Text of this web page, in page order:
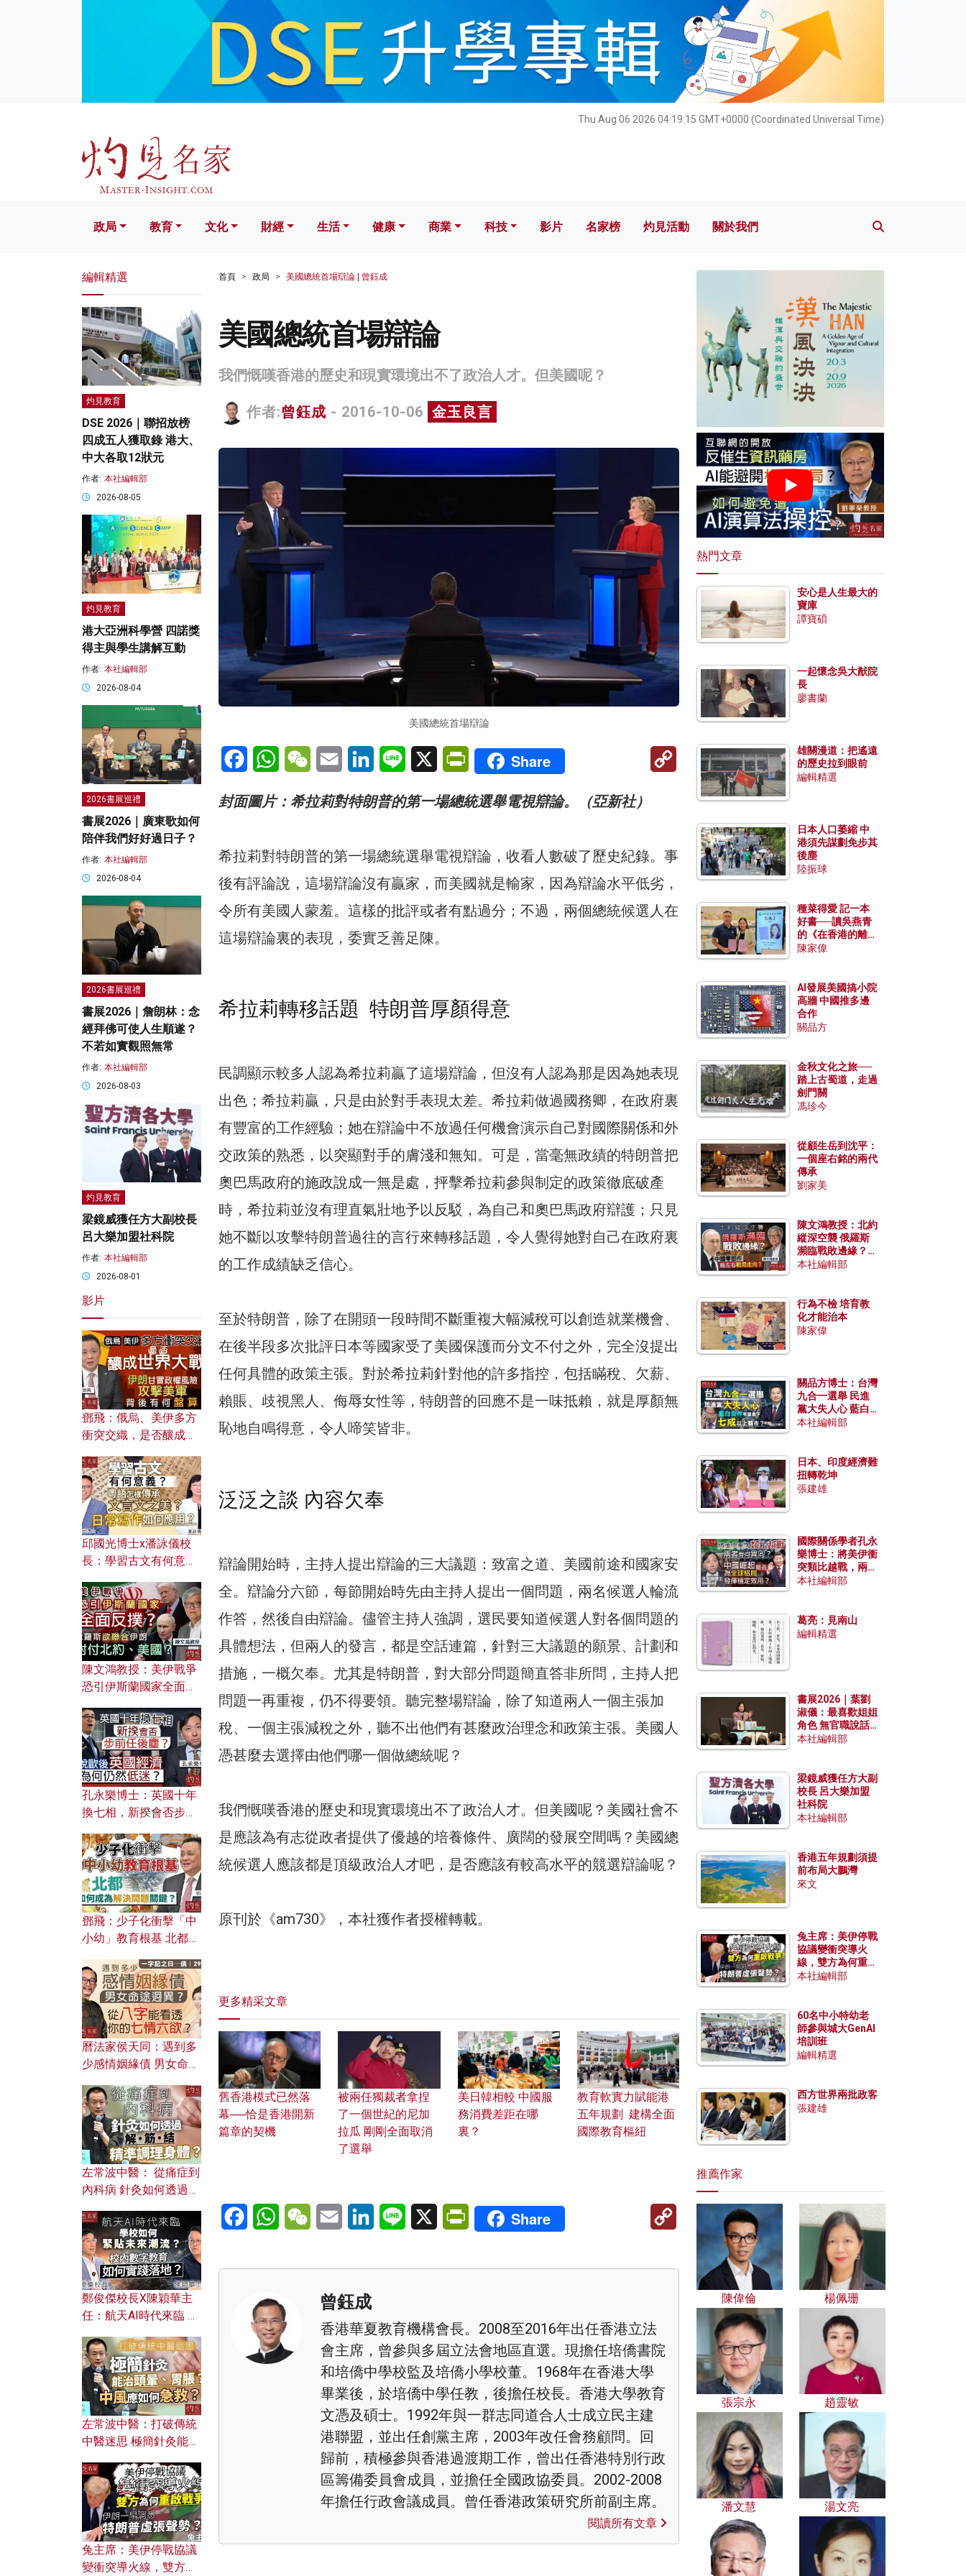
Thu Aug 06 2026 04:19:16 GMT+0000 (Coordinated Universal Time)
文化 財經 生活 健康 科技 影片 名家榜 灼見活動 關於我們
政局 教育 文化 財經 生活 健康 商業 科技 影片 名家榜 灼見活動 關於我們
首頁 政局 美國總統首場辯論 | 曾鈺成
美國總統首場辯論
我們慨嘆香港的歷史和現實環境出不了政治人才。但美國呢？
作者:曾鈺成 - 2016-10-06 金玉良言
美國總統首場辯論
FacebookWhatsAppWeChatEmail LinkedInLine X PrintFriendly
Share
Copy
封面圖片：希拉莉對特朗普的第一場總統選舉電視辯論。（亞新社）
希拉莉對特朗普的第一場總統選舉電視辯論，收看人數破了歷史紀錄。事
後有評論說，這場辯論沒有贏家，而美國就是輸家，因為辯論水平低劣，
令所有美國人蒙羞。這樣的批評或者有點過分；不過，兩個總統候選人在
這場辯論裏的表現，委實乏善足陳。
希拉莉轉移話題 特朗普厚顏得意
民調顯示較多人認為希拉莉贏了這場辯論，但沒有人認為那是因為她表現
出色；希拉莉贏，只是由於對手表現太差。希拉莉做過國務卿，在政府裏
有豐富的工作經驗；她在辯論中不放過任何機會演示自己對國際關係和外
交政策的熟悉，以突顯對手的膚淺和無知。可是，當毫無政績的特朗普把
奧巴馬政府的施政說成一無是處，抨擊希拉莉參與制定的政策徹底破產
時，希拉莉並沒有理直氣壯地予以反駁，為自己和奧巴馬政府辯護；只見
她不斷以攻擊特朗普過往的言行來轉移話題，令人覺得她對自己在政府裏
的工作成績缺乏信心。
至於特朗普，除了在開頭一段時間不斷重複大幅減稅可以創造就業機會、
在後半段多次批評日本等國家受了美國保護而分文不付之外，完全沒提出
任何具體的政策主張。對於希拉莉針對他的許多指控，包括瞞稅、欠薪、
賴賬、歧視黑人、侮辱女性等，特朗普的回應不是一味抵賴，就是厚顏無
恥地自鳴得意，令人啼笑皆非。
泛泛之談 內容欠奉
辯論開始時，主持人提出辯論的三大議題：致富之道、美國前途和國家安
全。辯論分六節，每節開始時先由主持人提出一個問題，兩名候選人輪流
作答，然後自由辯論。儘管主持人強調，選民要知道候選人對各個問題的
具體想法，但兩人的發言，都是空話連篇，針對三大議題的願景、計劃和
措施，一概欠奉。尤其是特朗普，對大部分問題簡直答非所問，主持人把
問題一再重複，仍不得要領。聽完整場辯論，除了知道兩人一個主張加
稅、一個主張減稅之外，聽不出他們有甚麼政治理念和政策主張。美國人
憑甚麼去選擇由他們哪一個做總統呢？
我們慨嘆香港的歷史和現實環境出不了政治人才。但美國呢？美國社會不
是應該為有志從政者提供了優越的培養條件、廣闊的發展空間嗎？美國總
統候選人應該都是頂級政治人才吧，是否應該有較高水平的競選辯論呢？
原刊於《am730》，本社獲作者授權轉載。
更多精采文章
舊香港模式已然落
幕──恰是香港開新
篇章的契機
被兩任獨裁者拿捏
了一個世紀的尼加
拉瓜 剛剛全面取消
了選舉
美日韓相較 中國服
務消費差距在哪
裏？
教育軟實力賦能港
五年規劃 建構全面
國際教育樞紐
FacebookWhatsAppWeChatEmail LinkedInLine X PrintFriendly
Share
Copy
曾鈺成
香港華夏教育機構會長。2008至2016年出任香港立法
會主席，曾參與多屆立法會地區直選。現擔任培僑書院
和培僑中學校監及培僑小學校董。1968年在香港大學
畢業後，於培僑中學任教，後擔任校長。香港大學教育
文憑及碩士。1992年與一群志同道合人士成立民主建
港聯盟，並出任創黨主席，2003年改任會務顧問。回
歸前，積極參與香港過渡期工作，曾出任香港特別行政
區籌備委員會成員，並擔任全國政協委員。2002-2008
年擔任行政會議成員。曾任香港政策研究所前副主席。
閱讀所有文章
編輯精選
灼見教育
DSE 2026｜聯招放榜
四成五人獲取錄 港大、
中大各取12狀元
作者: 本社編輯部
2026-08-05
灼見教育
港大亞洲科學營 四諾獎
得主與學生講解互動
作者: 本社編輯部
2026-08-04
2026書展巡禮
書展2026｜廣東歌如何
陪伴我們好好過日子？
作者: 本社編輯部
2026-08-04
2026書展巡禮
書展2026｜詹朗林：念
經拜佛可使人生順遂？
不若如實觀照無常
作者: 本社編輯部
2026-08-03
灼見教育
梁鏡威獲任方大副校長
呂大樂加盟社科院
作者: 本社編輯部
2026-08-01
影片
鄧飛：俄烏、美伊多方
衝突交織，是否釀成世
風險攻擊美軍，背後有
何盤算？
邱國光博士x潘詠儀校
長：學習古文有何意
文之美？ 日常寫作如何
應用？
陳文鴻教授：美伊戰爭
恐引伊斯蘭國家全面反
對付北約美國？
孔永樂博士：英國十年
換七相，新揆會否步前
濟為何仍然低迷？
鄧飛：少子化衝擊「中
小幼」教育根基 北都如
曆法家侯天同：遇到多
少感情姻緣債 男女命途
的七情六欲？
左常波中醫： 從痛症到
內科病 針灸如何透過解
鄭俊傑校長X陳穎華主
任：航天AI時代來臨 學
校內數字教育如何實踐
落地？
左常波中醫：打破傳統
中醫迷思 極簡針灸能治
何急救？
兔主席：美伊停戰協議
變衝突導火線，雙方為
熱門文章
安心是人生最大的
寶庫
譚寶碩
一起懷念吳大猷院
長
廖書蘭
雄關漫道：把遙遠
的歷史拉到眼前
編輯精選
日本人口萎縮 中
港須先謀劃免步其
後塵
陸振球
種菜得愛 記一本
好書──讀吳燕青
的《在香港的離島
種菜》
陳家偉
AI發展美國搞小院
高牆 中國推多邊
合作
關品方
金秋文化之旅──
踏上古蜀道，走過
劍門關
馮珍今
從顧生岳到沈平：
一個座右銘的兩代
傳承
劉家美
陳文鴻教授：北約
縱深空襲 俄羅斯
瀕臨戰敗邊緣？中
國零部件能左右戰
本社編輯部
行為不檢 培育教
化才能治本
陳家偉
關品方博士：台灣
九合一選舉 民進
黨大失人心 藍白
合作有望拿下七成
本社編輯部
日本、印度經濟難
扭轉乾坤
張建雄
國際關係學者孔永
樂博士：將美伊衝
突類比越戰，兩者
有何異同？中國崛
本社編輯部
葛亮：見南山
編輯精選
書展2026｜葉劉
淑儀：最喜歡姐姐
角色 無官職說話
包袱少
本社編輯部
梁鏡威獲任方大副
校長 呂大樂加盟
社科院
本社編輯部
香港五年規劃須提
前布局大鵬灣
來文
兔主席：美伊停戰
協議變衝突導火
線，雙方為何重啟
戰爭？伊朗一早洞
本社編輯部
60名中小特幼老
師參與城大GenAI
培訓班
編輯精選
西方世界兩批政客
張建雄
推薦作家
陳偉倫 楊佩珊
張宗永 趙靈敏
潘文慧 湯文亮